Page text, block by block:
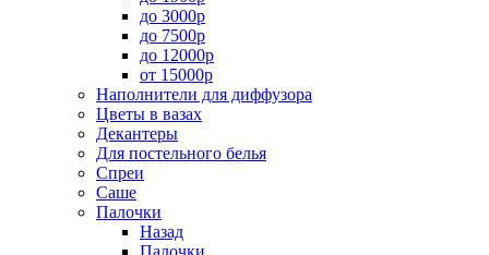
до 3000р
до 7500р
до 12000р
от 15000р
Наполнители для диффузора
Цветы в вазах
Декантеры
Для постельного белья
Спреи
Саше
Палочки
Назад
Палочки